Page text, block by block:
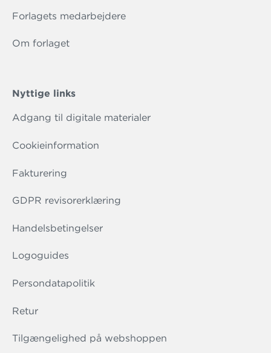
Forlagets medarbejdere
Om forlaget
Nyttige links
Adgang til digitale materialer
Cookieinformation
Fakturering
GDPR revisorerklæring
Handelsbetingelser
Logoguides
Persondatapolitik
Retur
Tilgængelighed på webshoppen